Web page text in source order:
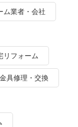
ム業者・会社
リフォーム
具修理・交換